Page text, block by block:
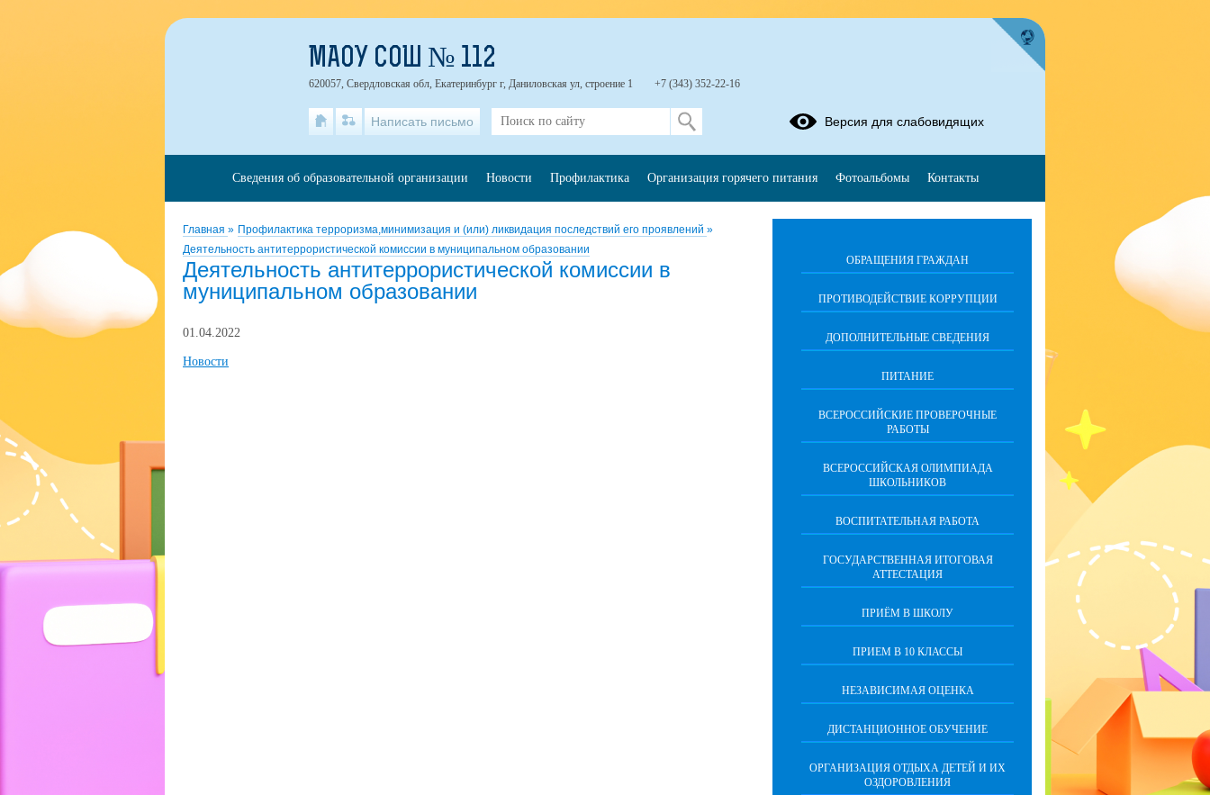
Главная » Профилактика терроризма,минимизация и (или) ликвидация последствий его проявлений »
Деятельность антитеррористической комиссии в муниципальном образовании
Деятельность антитеррористической комиссии в
муниципальном образовании
01.04.2022
Новости
ОБРАЩЕНИЯ ГРАЖДАН
ПРОТИВОДЕЙСТВИЕ КОРРУПЦИИ
ДОПОЛНИТЕЛЬНЫЕ СВЕДЕНИЯ
ПИТАНИЕ
ВСЕРОССИЙСКИЕ ПРОВЕРОЧНЫЕ
РАБОТЫ
ВСЕРОССИЙСКАЯ ОЛИМПИАДА
ШКОЛЬНИКОВ
ВОСПИТАТЕЛЬНАЯ РАБОТА
ГОСУДАРСТВЕННАЯ ИТОГОВАЯ
АТТЕСТАЦИЯ
ПРИЁМ В ШКОЛУ
ПРИЕМ В 10 КЛАССЫ
НЕЗАВИСИМАЯ ОЦЕНКА
ДИСТАНЦИОННОЕ ОБУЧЕНИЕ
ОРГАНИЗАЦИЯ ОТДЫХА ДЕТЕЙ И ИХ
ОЗДОРОВЛЕНИЯ
МАОУ СОШ № 112
620057, Свердловская обл, Екатеринбург г, Даниловская ул, строение 1 +7 (343) 352-22-16
Написать письмо Версия для слабовидящих
Сведения об образовательной организации Новости Профилактика Организация горячего питания Фотоальбомы Контакты